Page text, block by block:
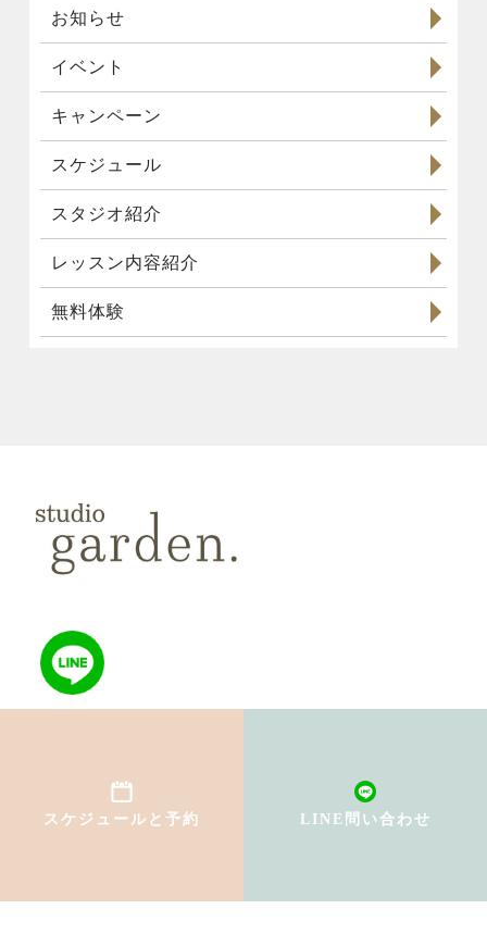
スケジュールと予約 LINE問い合わせ
お知らせ
イベント
キャンペーン
スケジュール
スタジオ紹介
レッスン内容紹介
無料体験
初めての方へ